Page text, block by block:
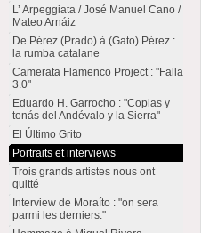
L’ Arpeggiata / José Manuel Cano /
Mateo Arnáiz
De Pérez (Prado) à (Gato) Pérez :
la rumba catalane
Camerata Flamenco Project : "Falla
3.0"
Eduardo H. Garrocho : "Coplas y
tonás del Andévalo y la Sierra"
El Último Grito
Portraits et interviews
Trois grands artistes nous ont
quitté
Interview de Moraíto : "on sera
parmi les derniers."